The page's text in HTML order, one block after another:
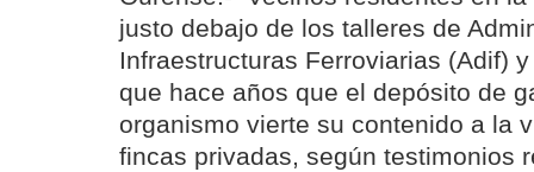
justo debajo de los talleres de
Infraestructuras Ferroviarias (Adif)
que hace años que el depósito de
organismo vierte su contenido a la
fincas privadas, según testimonios